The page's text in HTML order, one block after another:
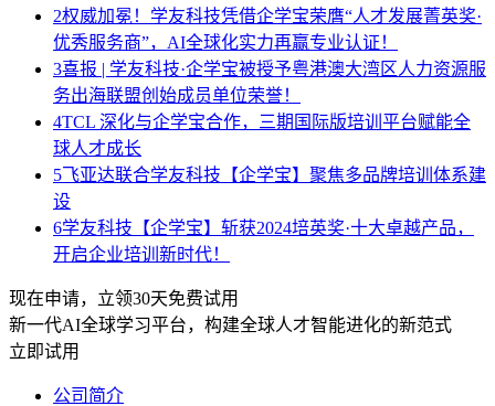
2权威加冕！学友科技凭借企学宝荣膺“人才发展菁英奖·
优秀服务商”，AI全球化实力再赢专业认证！
3喜报 | 学友科技·企学宝被授予粤港澳大湾区人力资源服
务出海联盟创始成员单位荣誉！
4TCL 深化与企学宝合作，三期国际版培训平台赋能全
球人才成长
5飞亚达联合学友科技【企学宝】聚焦多品牌培训体系建
设
6学友科技【企学宝】斩获2024培英奖·十大卓越产品，
开启企业培训新时代！
现在申请，立领30天免费试用
新一代AI全球学习平台，构建全球人才智能进化的新范式
立即试用
公司简介